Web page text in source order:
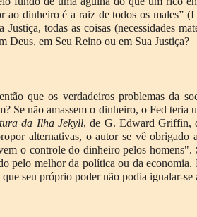
ao dinheiro é a raiz de todos os males”
Justiça, todas as coisas (necessidades
Deus, em Seu Reino ou em Sua Justiça?
que os verdadeiros problemas da
Se não amassem o dinheiro, o Fed
da Ilha Jekyll, de G. Edward Griffin,
alternativas, o autor se vê
o controle do dinheiro pelos
pelo melhor da política ou da
seu próprio poder não podia igualar-se